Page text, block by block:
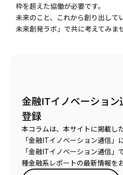
枠を超えた協働が必要です。
未来のこと、これから創り出して
未来創発ラボ」で共に考えてみま
金融ITイノベーション
登録
本コラムは、本サイトに掲載し
「金融ITイノベーション通信」
「金融ITイノベーション通信
種金融系レポートの最新情報を